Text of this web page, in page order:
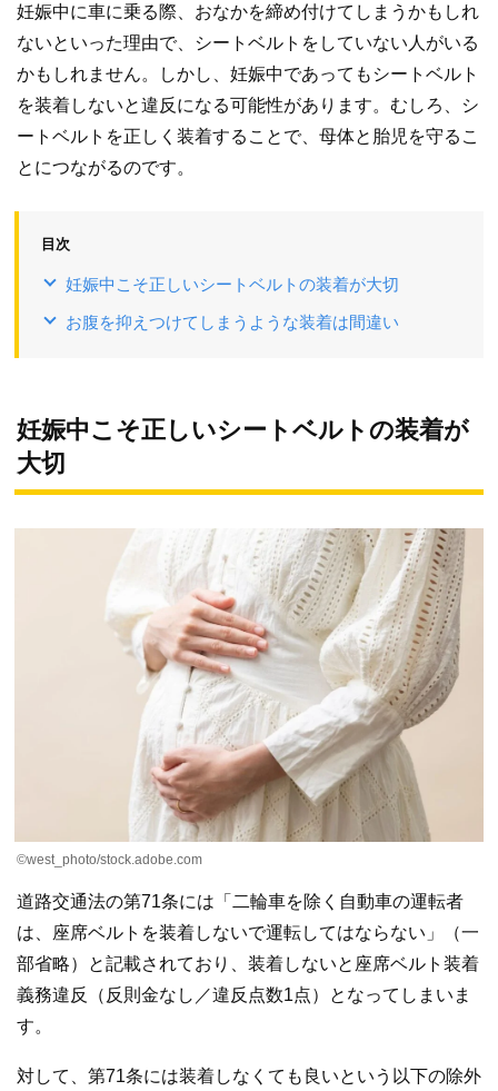
妊娠中に車に乗る際、おなかを締め付けてしまうかもしれ
ないといった理由で、シートベルトをしていない人がいる
かもしれません。しかし、妊娠中であってもシートベルト
を装着しないと違反になる可能性があります。むしろ、シ
ートベルトを正しく装着することで、母体と胎児を守るこ
とにつながるのです。
目次
妊娠中こそ正しいシートベルトの装着が大切
お腹を抑えつけてしまうような装着は間違い
妊娠中こそ正しいシートベルトの装着が
大切
©west_photo/stock.adobe.com
道路交通法の第71条には「二輪車を除く自動車の運転者
は、座席ベルトを装着しないで運転してはならない」（一
部省略）と記載されており、装着しないと座席ベルト装着
義務違反（反則金なし／違反点数1点）となってしまいま
す。
対して、第71条には装着しなくても良いという以下の除外